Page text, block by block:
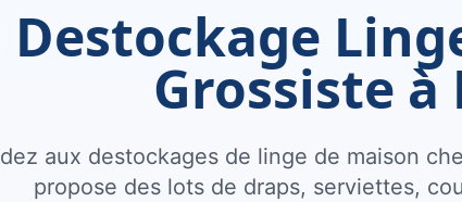
Destockage
Grossiste à
aux destockages de linge de maison
propose des lots de draps, serviettes,